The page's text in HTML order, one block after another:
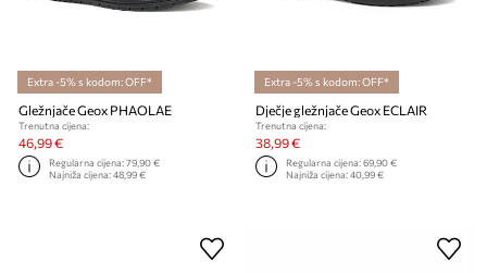
Extra -5% s kodom: OFF*
Gležnjače Geox PHAOLAE
Trenutna cijena:
46,99 €
Regularna cijena:79,90 €
Najniža cijena:48,99 €
Extra -5% s kodom: OFF*
Dječje gležnjače Geox ECLAIR
Trenutna cijena:
38,99 €
Regularna cijena:69,90 €
Najniža cijena:40,99 €